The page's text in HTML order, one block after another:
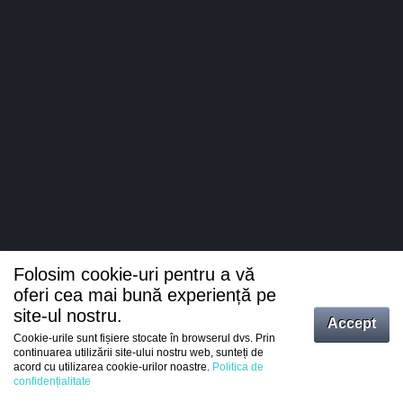
Intrați
Folosim cookie-uri pentru a vă
oferi cea mai bună experiență pe
site-ul nostru.
Cookie-urile sunt fișiere stocate în browserul dvs. Prin
continuarea utilizării site-ului nostru web, sunteți de
acord cu utilizarea cookie-urilor noastre. Politica de
confidențialitate
Accept